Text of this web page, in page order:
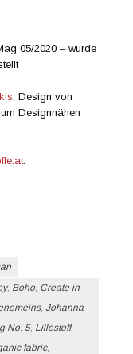
05/2020 – wurde
, Design von
Designnähen
.
, Boho, Create in
,Johanna
No. 5, Lillestoff,
fabric,